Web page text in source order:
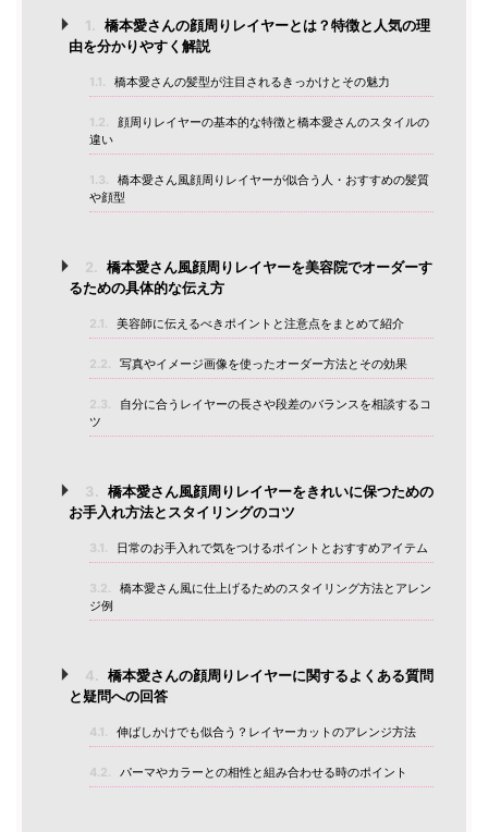
1.
橋本愛さんの顔周りレイヤーとは？特徴と人気の理
由を分かりやすく解説
1.1. 橋本愛さんの髪型が注目されるきっかけとその魅力
1.2.
顔周りレイヤーの基本的な特徴と橋本愛さんのスタイルの
違い
1.3.
橋本愛さん風顔周りレイヤーが似合う人・おすすめの髪質
や顔型
2.
橋本愛さん風顔周りレイヤーを美容院でオーダーす
るための具体的な伝え方
2.1. 美容師に伝えるべきポイントと注意点をまとめて紹介
2.2. 写真やイメージ画像を使ったオーダー方法とその効果
2.3.
自分に合うレイヤーの長さや段差のバランスを相談するコ
ツ
3.
橋本愛さん風顔周りレイヤーをきれいに保つための
お手入れ方法とスタイリングのコツ
3.1. 日常のお手入れで気をつけるポイントとおすすめアイテム
3.2.
橋本愛さん風に仕上げるためのスタイリング方法とアレン
ジ例
4.
橋本愛さんの顔周りレイヤーに関するよくある質問
と疑問への回答
4.1. 伸ばしかけでも似合う？レイヤーカットのアレンジ方法
4.2. パーマやカラーとの相性と組み合わせる時のポイント